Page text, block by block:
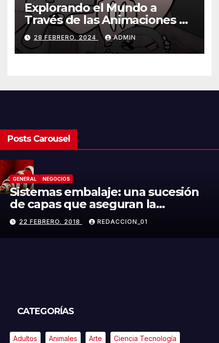
Explorando el Mundo a
Través de las Animaciones de
Olmo Cuarón / ¿Qué es el
autismo?
28 FEBRERO, 2024 ADMIN
Posts Carousel
GENERAL NEGOCIOS
Sistemas embalaje: una sucesión
de capas que aseguran la
integridad del producto
22 FEBRERO, 2018 REDACCION_01
CATEGORÍAS
Adultos Animales Arte Ciencia Tecnología